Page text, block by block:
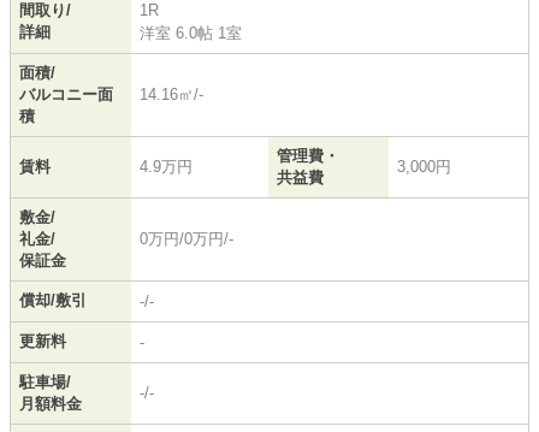
間取り/
詳細
1R
洋室 6.0帖 1室
面積/
バルコニー面
積
14.16㎡/-
賃料 4.9万円
管理費・
共益費
3,000円
敷金/
礼金/
保証金
0万円/0万円/-
償却/敷引 -/-
更新料 -
駐車場/
月額料金
-/-